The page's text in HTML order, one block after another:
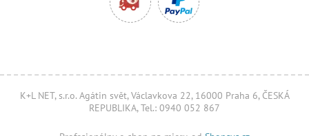
K+L NET, s.r.o. Agátin svět, Václavkova 22, 16000 Praha 6, ČESKÁ
REPUBLIKA, Tel.: 0940 052 867